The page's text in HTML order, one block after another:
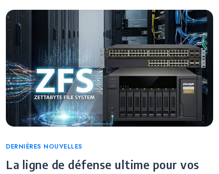
Categories
DERNIÈRES NOUVELLES
La ligne de défense ultime pour vos